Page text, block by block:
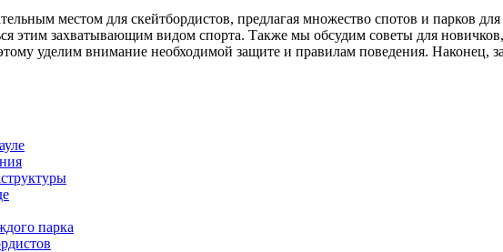
местом для скейтбордистов, предлагая множество спотов и парков
этим захватывающим видом спорта. Также мы обсудим советы для
уделим внимание необходимой защите и правилам поведения. Наконец,
парка